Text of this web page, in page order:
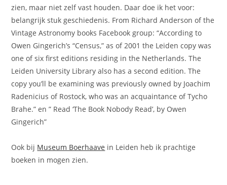
zien, maar niet zelf vast houden. Daar doe ik het voor:
belangrijk stuk geschiedenis. From Richard Anderson of the
Vintage Astronomy books Facebook group: “According to
Owen Gingerich’s “Census,” as of 2001 the Leiden copy was
one of six first editions residing in the Netherlands. The
Leiden University Library also has a second edition. The
copy you’ll be examining was previously owned by Joachim
Radenicius of Rostock, who was an acquaintance of Tycho
Brahe.” en ” Read ‘The Book Nobody Read’, by Owen
Gingerich”
Ook bij Museum Boerhaave in Leiden heb ik prachtige
boeken in mogen zien.